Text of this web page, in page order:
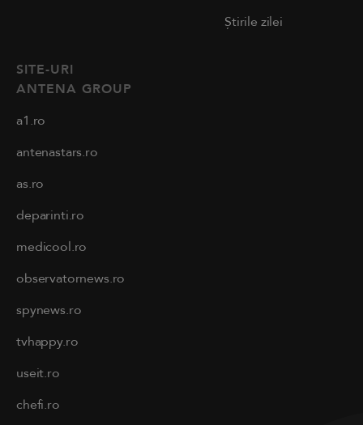
Știrile zilei
SITE-URI
ANTENA GROUP
a1.ro
antenastars.ro
as.ro
deparinti.ro
medicool.ro
observatornews.ro
spynews.ro
tvhappy.ro
useit.ro
chefi.ro